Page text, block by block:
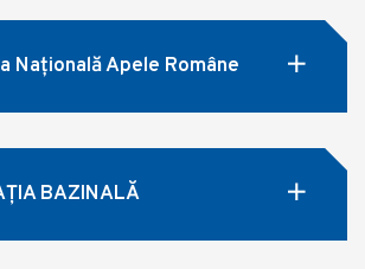
Națională Apele Române
BAZINALĂ